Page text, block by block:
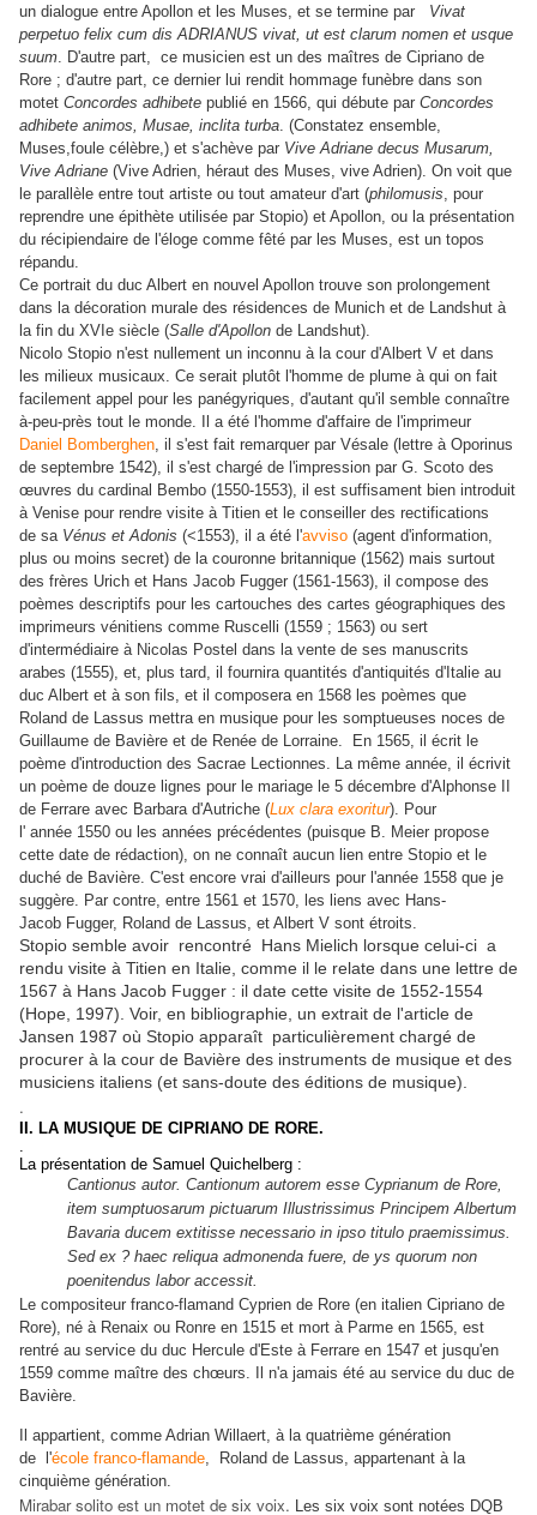
un dialogue entre Apollon et les Muses, et se termine par Vivat
perpetuo felix cum dis ADRIANUS vivat, ut est clarum nomen et usque
suum. D'autre part, ce musicien est un des maîtres de Cipriano de
Rore ; d'autre part, ce dernier lui rendit hommage funèbre dans son
motet Concordes adhibete publié en 1566, qui débute par Concordes
adhibete animos, Musae, inclita turba. (Constatez ensemble,
Muses,foule célèbre,) et s'achève par Vive Adriane decus Musarum,
Vive Adriane (Vive Adrien, héraut des Muses, vive Adrien). On voit que
le parallèle entre tout artiste ou tout amateur d'art (philomusis, pour
reprendre une épithète utilisée par Stopio) et Apollon, ou la présentation
du récipiendaire de l'éloge comme fêté par les Muses, est un topos
répandu.
Ce portrait du duc Albert en nouvel Apollon trouve son prolongement
dans la décoration murale des résidences de Munich et de Landshut à
la fin du XVIe siècle (Salle d'Apollon de Landshut).
Nicolo Stopio n'est nullement un inconnu à la cour d'Albert V et dans
les milieux musicaux. Ce serait plutôt l'homme de plume à qui on fait
facilement appel pour les panégyriques, d'autant qu'il semble connaître
à-peu-près tout le monde. Il a été l'homme d'affaire de l'imprimeur
Daniel Bomberghen, il s'est fait remarquer par Vésale (lettre à Oporinus
de septembre 1542), il s'est chargé de l'impression par G. Scoto des
œuvres du cardinal Bembo (1550-1553), il est suffisament bien introduit
à Venise pour rendre visite à Titien et le conseiller des rectifications
de sa Vénus et Adonis (<1553), il a été l'avviso (agent d'information,
plus ou moins secret) de la couronne britannique (1562) mais surtout
des frères Urich et Hans Jacob Fugger (1561-1563), il compose des
poèmes descriptifs pour les cartouches des cartes géographiques des
imprimeurs vénitiens comme Ruscelli (1559 ; 1563) ou sert
d'intermédiaire à Nicolas Postel dans la vente de ses manuscrits
arabes (1555), et, plus tard, il fournira quantités d'antiquités d'Italie au
duc Albert et à son fils, et il composera en 1568 les poèmes que
Roland de Lassus mettra en musique pour les somptueuses noces de
Guillaume de Bavière et de Renée de Lorraine. En 1565, il écrit le
poème d'introduction des Sacrae Lectionnes. La même année, il écrivit
un poème de douze lignes pour le mariage le 5 décembre d'Alphonse II
de Ferrare avec Barbara d'Autriche (Lux clara exoritur). Pour
l' année 1550 ou les années précédentes (puisque B. Meier propose
cette date de rédaction), on ne connaît aucun lien entre Stopio et le
duché de Bavière. C'est encore vrai d'ailleurs pour l'année 1558 que je
suggère. Par contre, entre 1561 et 1570, les liens avec Hans-
Jacob Fugger, Roland de Lassus, et Albert V sont étroits.
Stopio semble avoir rencontré Hans Mielich lorsque celui-ci a
rendu visite à Titien en Italie, comme il le relate dans une lettre de
1567 à Hans Jacob Fugger : il date cette visite de 1552-1554
(Hope, 1997). Voir, en bibliographie, un extrait de l'article de
Jansen 1987 où Stopio apparaît particulièrement chargé de
procurer à la cour de Bavière des instruments de musique et des
musiciens italiens (et sans-doute des éditions de musique).
.
II. LA MUSIQUE DE CIPRIANO DE RORE.
.
La présentation de Samuel Quichelberg :
Cantionus autor. Cantionum autorem esse Cyprianum de Rore,
item sumptuosarum pictuarum Illustrissimus Principem Albertum
Bavaria ducem extitisse necessario in ipso titulo praemissimus.
Sed ex ? haec reliqua admonenda fuere, de ys quorum non
poenitendus labor accessit.
Le compositeur franco-flamand Cyprien de Rore (en italien Cipriano de
Rore), né à Renaix ou Ronre en 1515 et mort à Parme en 1565, est
rentré au service du duc Hercule d'Este à Ferrare en 1547 et jusqu'en
1559 comme maître des chœurs. Il n'a jamais été au service du duc de
Bavière.
Il appartient, comme Adrian Willaert, à la quatrième génération
de l'école franco-flamande, Roland de Lassus, appartenant à la
cinquième génération.
Mirabar solito est un motet de six voix. Les six voix sont notées DQB